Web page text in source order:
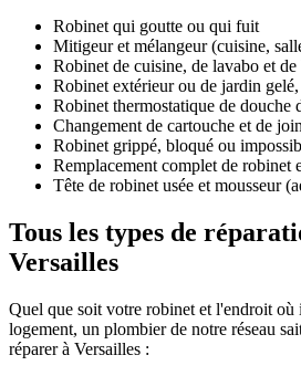
Robinet qui goutte ou qui fuit
Mitigeur et mélangeur (cuisine,
Robinet de cuisine, de lavabo et
Robinet extérieur ou de jardin
Robinet thermostatique de douche
Changement de cartouche et de
Robinet grippé, bloqué ou
Remplacement complet de robinet
Tête de robinet usée et mousseur
Tous les types de
Versailles
Quel que soit votre robinet et l'endroit où
logement, un plombier de notre réseau
réparer à Versailles :